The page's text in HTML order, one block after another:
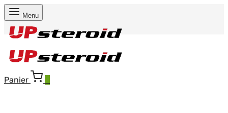
Menu
Panier